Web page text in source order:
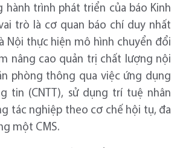
trình phát triển của báo Kinh
trò là cơ quan báo chí duy nhất
Nội thực hiện mô hình chuyển đổi
nâng cao quản trị chất lượng nội
phòng thông qua việc ứng dụng
tin (CNTT), sử dụng trí tuệ nhân
tác nghiệp theo cơ chế hội tụ, đa
một CMS.